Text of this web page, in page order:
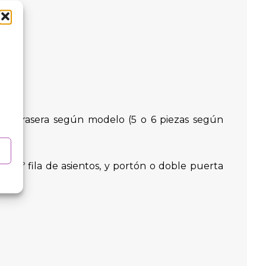
trasera según modelo (5 o 6 piezas según
3º fila de asientos, y portón o doble puerta